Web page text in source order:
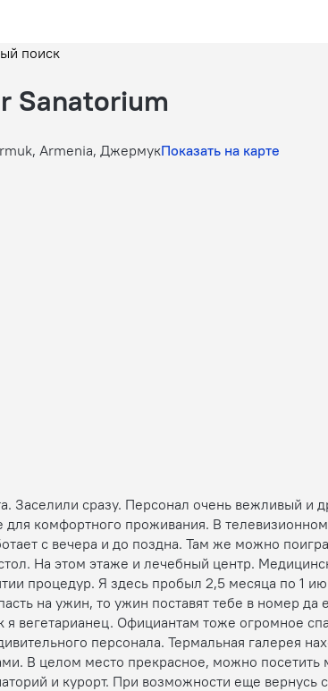
поиск
Sanatorium
Armenia, ДжермукПоказать на карте
Заселили сразу. Персонал очень вежливый
комфортного проживания. В
с вечера и до поздна. Там же можно
На этом этаже и лечебный центр.
процедур. Я здесь пробыл 2,5 месяца по 1
на ужин, то ужин поставят тебе в номер
я вегетарианец. Официантам тоже огромное
персонала. Термальная галерея
В целом место прекрасное, можно посетить
и курорт. При возможности еще вернусь